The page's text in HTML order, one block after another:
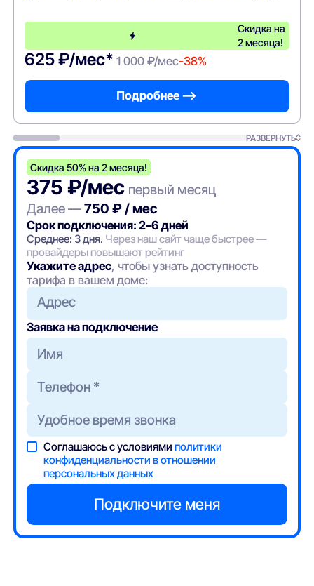
Скидка на
2 месяца!
625 ₽/мес* 1 000 ₽/мес-38%
Подробнее —>
РАЗВЕРНУТЬ
Скидка 50% на 2 месяца!
375 ₽/мес первый месяц
Далее —750 ₽ / мес
Срок подключения: 2–6 дней
Среднее: 3 дня. Через наш сайт чаще быстрее —
провайдеры повышают рейтинг
Укажите адрес, чтобы узнать доступность
тарифа в вашем доме:
Адрес
Заявка на подключение
Соглашаюсь с условиямиполитики
конфиденциальности в отношении
персональных данных